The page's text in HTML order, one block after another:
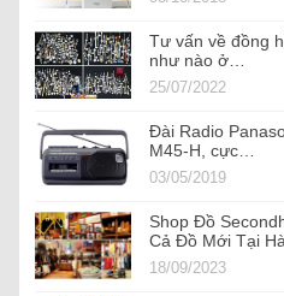
Tư vấn về đồng
như nào ở…
25/07/2022
Đài Radio
M45-H, cực…
03/05/2019
Shop Đồ
Cả Đồ Mới Tại
18/09/2023